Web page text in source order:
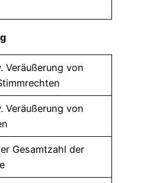
Veräußerung von
Veräußerung von
Gesamtzahl der